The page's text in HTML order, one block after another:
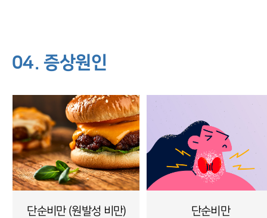
04. 증상원인
단순비만 (원발성 비만) 단순비만